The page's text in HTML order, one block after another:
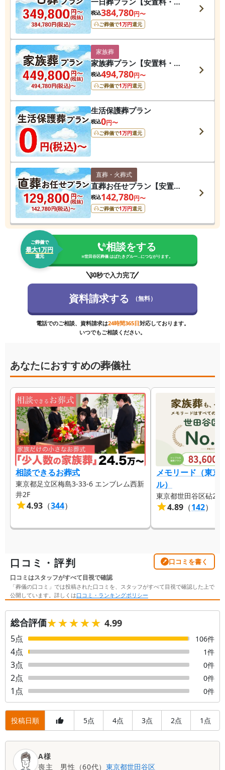
ライアイス・搬送費用無
料】
税込384,780円〜
ご葬儀で1万円還元
家族葬
家族葬プラン【安置料・ド
ライアイス・搬送費用無
料】
税込494,780円〜
ご葬儀で1万円還元
生活保護葬プラン
税込0円〜
ご葬儀で1万円還元
直葬・火葬式
直葬お任せプラン【安置
料・ドライアイス・搬送費
用無料】
税込142,780円〜
ご葬儀で1万円還元
ご葬儀で
最大1万円
還元
相談をする
※世田谷区葬儀 はばたきグルー... につながります。
30秒で入力完了
資料請求する （無料）
電話でのご相談、資料請求は24時間365日対応しております。
いつでもご相談ください。
あなたにおすすめの葬儀社
相談できるお葬式
東京都足立区梅島3-33-6 エンブレム西新
井2F
4.93 （344）
メモリード（東京
ル）
東京都世田谷区砧2-
4.89 （142）
口コミ・評判 口コミを書く
口コミはスタッフがすべて目視で確認
「葬儀の口コミ」では投稿された口コミを、スタッフがすべて目視で確認した上で
公開しています。詳しくは口コミ・ランキングポリシー
総合評価★★★★★
★★★★★ 4.99
5点 106件
4点 1件
3点 0件
2点 0件
1点 0件
投稿日順 5点 4点 3点 2点 1 点
A様
喪主
男性 （60代）東京都世田谷区